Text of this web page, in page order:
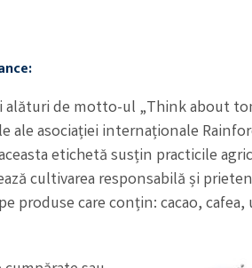
alături de motto-ul „Think about
ale asociației internaționale
etichetă susțin practicile
cultivarea responsabilă și
produse care conțin: cacao,